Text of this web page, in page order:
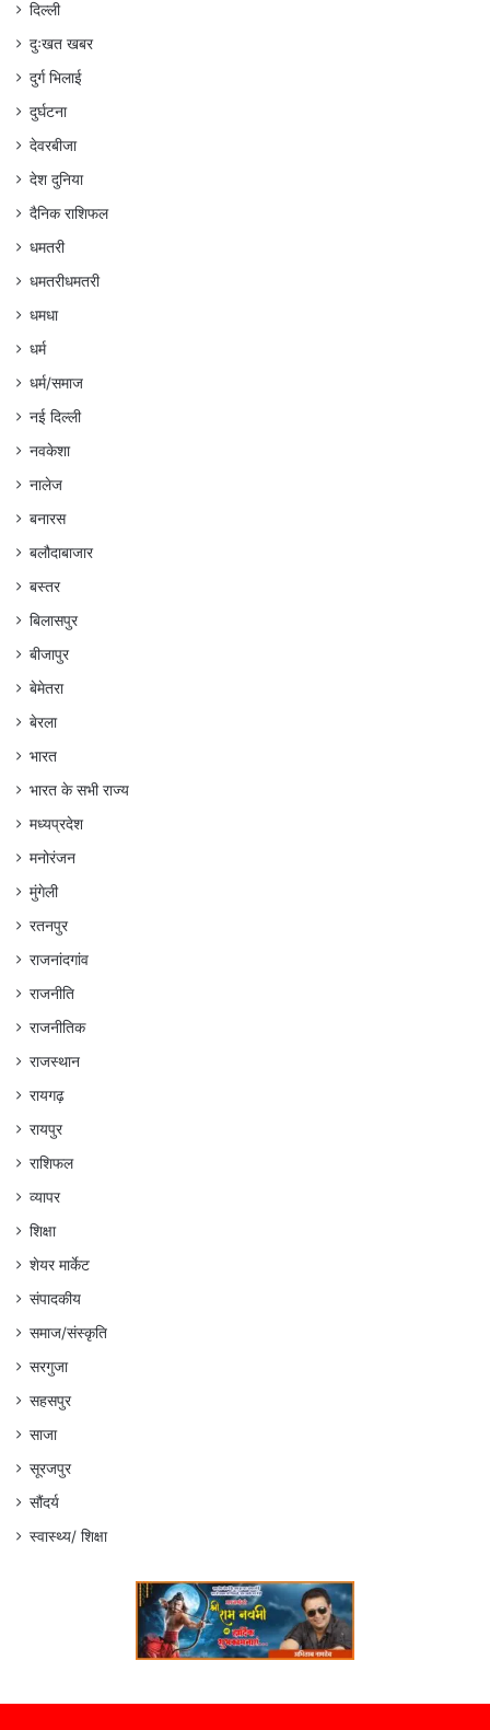
दिल्ली
दुःखत खबर
दुर्ग भिलाई
दुर्घटना
देवरबीजा
देश दुनिया
दैनिक राशिफल
धमतरी
धमतरीधमतरी
धमधा
धर्म
धर्म/समाज
नई दिल्ली
नवकेशा
नालेज
बनारस
बलौदाबाजार
बस्तर
बिलासपुर
बीजापुर
बेमेतरा
बेरला
भारत
भारत के सभी राज्य
मध्यप्रदेश
मनोरंजन
मुंगेली
रतनपुर
राजनांदगांव
राजनीति
राजनीतिक
राजस्थान
रायगढ़
रायपुर
राशिफल
व्यापर
शिक्षा
शेयर मार्केट
संपादकीय
समाज/संस्कृति
सरगुजा
सहसपुर
साजा
सूरजपुर
सौंदर्य
स्वास्थ्य/ शिक्षा